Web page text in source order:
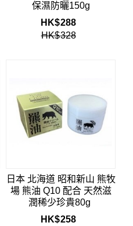
保濕防曬150g
HK$288
HK$328
日本 北海道 昭和新山 熊牧
場 熊油 Q10 配合 天然滋
潤稀少珍貴80g
HK$258